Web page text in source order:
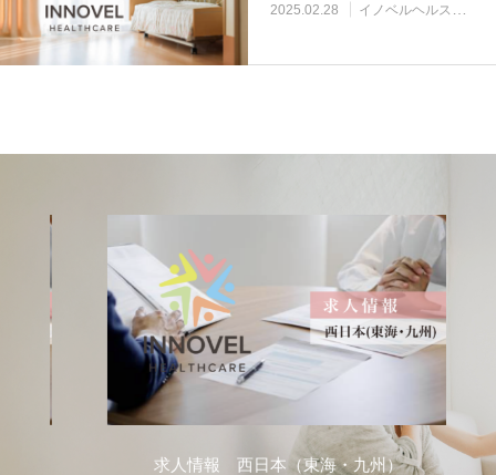
2025.02.28 イノベルヘルスケア事業所
求人情報 西日本（東海・九州）